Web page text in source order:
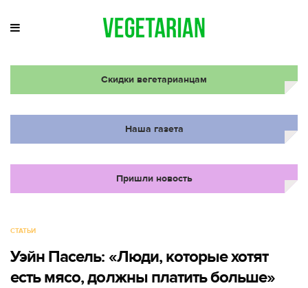
Скидки вегетарианцам
Наша газета
Пришли новость
СТАТЬИ
Уэйн Пасель: «Люди, которые хотят
есть мясо, должны платить больше»